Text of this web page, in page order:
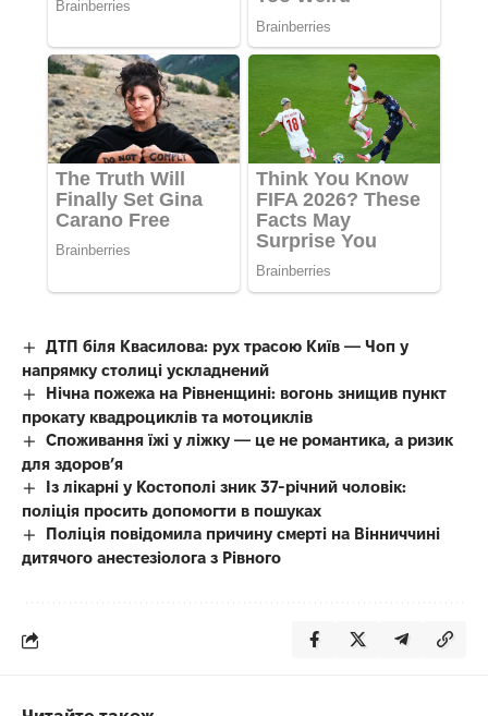
ДТП біля Квасилова: рух трасою Київ — Чоп у
напрямку столиці ускладнений
Нічна пожежа на Рівненщині: вогонь знищив пункт
прокату квадроциклів та мотоциклів
Споживання їжі у ліжку — це не романтика, а ризик
для здоров’я
Із лікарні у Костополі зник 37-річний чоловік:
поліція просить допомогти в пошуках
Поліція повідомила причину смерті на Вінниччині
дитячого анестезіолога з Рівного